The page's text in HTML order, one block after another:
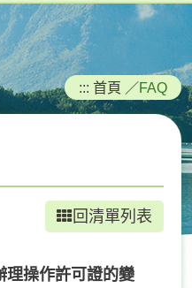
::: 首頁 ／FAQ
回清單列表
理操作許可證的變